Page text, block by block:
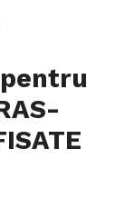
pentru